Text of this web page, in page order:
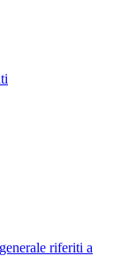
riferiti a